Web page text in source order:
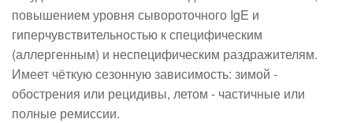
повышением уровня сывороточного IgE и
гиперчувствительностью к специфическим
(аллергенным) и неспецифическим раздражителям.
Имеет чёткую сезонную зависимость: зимой -
обострения или рецидивы, летом - частичные или
полные ремиссии.